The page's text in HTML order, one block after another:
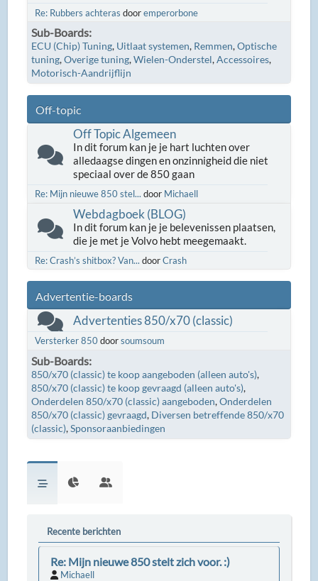
Re: Rubbers achteras dooremperorbone
Sub-Boards
ECU (Chip) Tuning Uitlaat systemen Remmen Optische
tuning Overige tuning Wielen-Onderstel Accessoires
Motorisch-Aandrijflijn
Off-topic
Off Topic Algemeen
In dit forum kan je je hart luchten over
alledaagse dingen en onzinnigheid die niet
speciaal over de 850 gaan
Re: Mijn nieuwe 850 stel... door Michaell
Webdagboek (BLOG)
In dit forum kan je je belevenissen plaatsen,
die je met je Volvo hebt meegemaakt.
Re: Crash’s shitbox? Van... doorCrash
Advertentie-boards
Advertenties 850/x70 (classic)
Versterker 850 doorsoumsoum
Sub-Boards
850/x70 (classic) te koop aangeboden (alleen auto's)
850/x70 (classic) te koop gevraagd (alleen auto's)
Onderdelen 850/x70 (classic) aangeboden Onderdelen
850/x70 (classic) gevraagd Diversen betreffende 850/x70
(classic) Sponsoraanbiedingen
Recente berichten
Re: Mijn nieuwe 850 stelt zich voor. :)
Michaell